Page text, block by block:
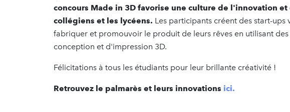
concours Made in 3D favorise une culture de l'innovation
collégiens et les lycéens. Les participants créent des start-
fabriquer et promouvoir le produit de leurs rêves en utilisant
conception et d'impression 3D.
Félicitations à tous les étudiants pour leur brillante créativité !
Retrouvez le palmarès et leurs innovations ici.